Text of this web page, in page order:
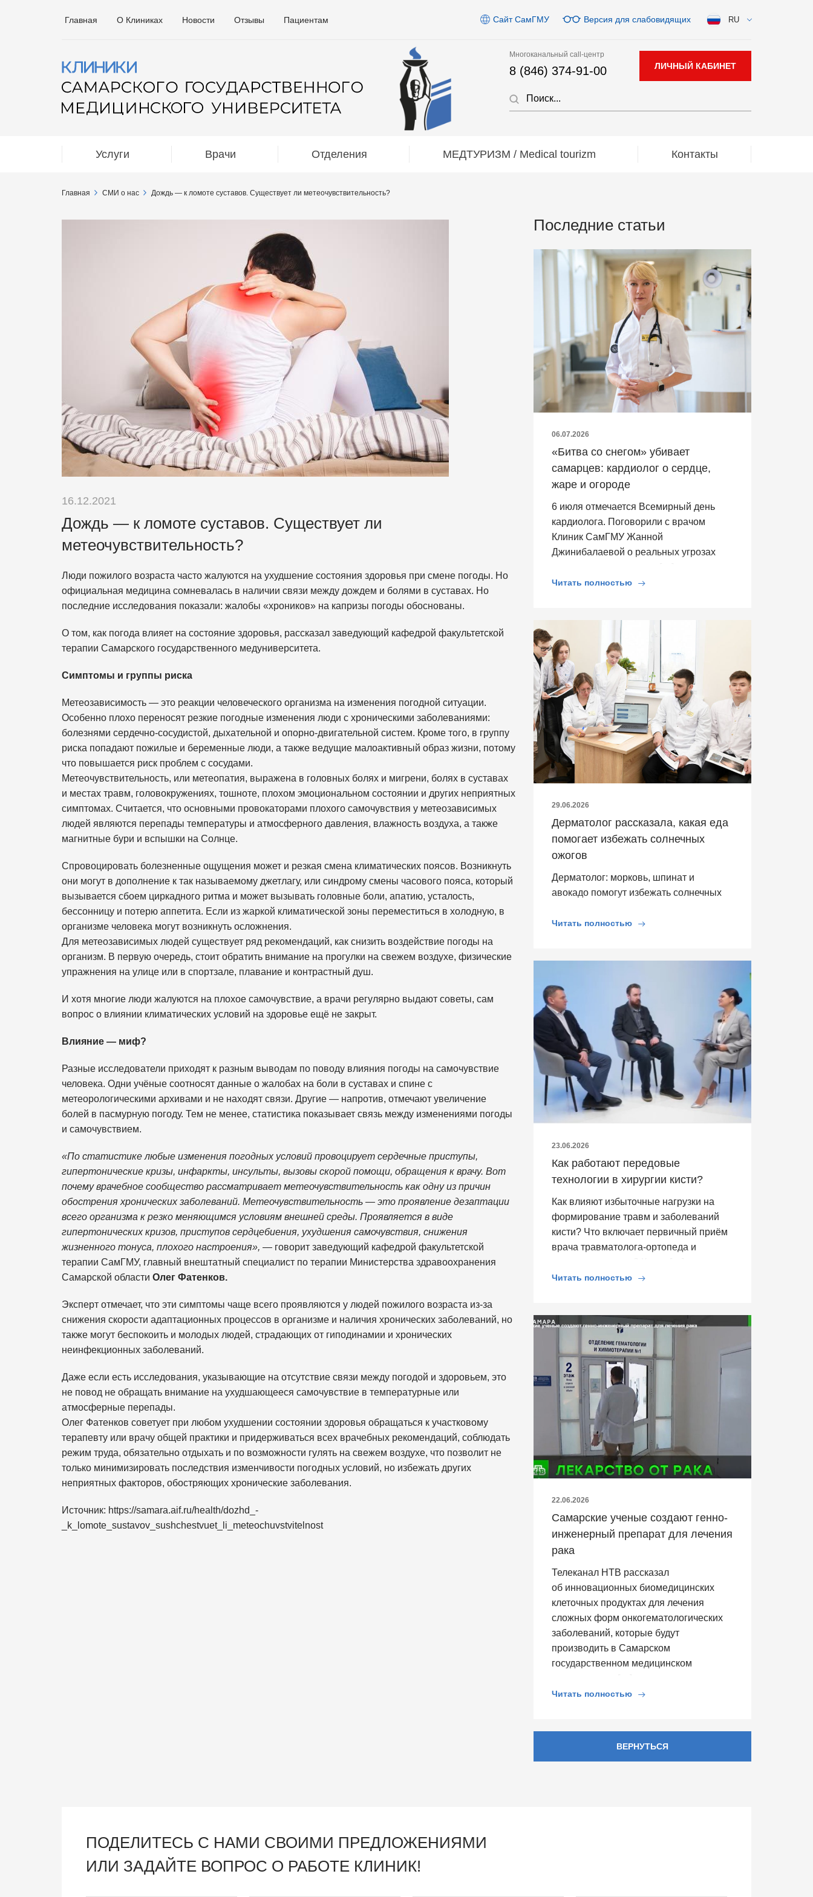
Главная О Клиниках Новости Отзывы Пациентам Сайт СамГМУ Версия для слабовидящих RU
Многоканальный call-центр
8 (846) 374-91-00 ЛИЧНЫЙ КАБИНЕТ
Услуги Врачи Отделения МЕДТУРИЗМ / Medical tourizm Контакты
Главная СМИ о нас Дождь — к ломоте суставов. Существует ли метеочувствительность?
16.12.2021
Дождь — к ломоте суставов. Существует ли
метеочувствительность?
Люди пожилого возраста часто жалуются на ухудшение состояния здоровья при смене погоды. Но
официальная медицина сомневалась в наличии связи между дождем и болями в суставах. Но
последние исследования показали: жалобы «хроников» на капризы погоды обоснованы.
О том, как погода влияет на состояние здоровья, рассказал заведующий кафедрой факультетской
терапии Самарского государственного медуниверситета.
Симптомы и группы риска
Метеозависимость — это реакции человеческого организма на изменения погодной ситуации.
Особенно плохо переносят резкие погодные изменения люди с хроническими заболеваниями:
болезнями сердечно-сосудистой, дыхательной и опорно-двигательной систем. Кроме того, в группу
риска попадают пожилые и беременные люди, а также ведущие малоактивный образ жизни, потому
что повышается риск проблем с сосудами.
Метеочувствительность, или метеопатия, выражена в головных болях и мигрени, болях в суставах
и местах травм, головокружениях, тошноте, плохом эмоциональном состоянии и других неприятных
симптомах. Считается, что основными провокаторами плохого самочувствия у метеозависимых
людей являются перепады температуры и атмосферного давления, влажность воздуха, а также
магнитные бури и вспышки на Солнце.
Спровоцировать болезненные ощущения может и резкая смена климатических поясов. Возникнуть
они могут в дополнение к так называемому джетлагу, или синдрому смены часового пояса, который
вызывается сбоем циркадного ритма и может вызывать головные боли, апатию, усталость,
бессонницу и потерю аппетита. Если из жаркой климатической зоны переместиться в холодную, в
организме человека могут возникнуть осложнения.
Для метеозависимых людей существует ряд рекомендаций, как снизить воздействие погоды на
организм. В первую очередь, стоит обратить внимание на прогулки на свежем воздухе, физические
упражнения на улице или в спортзале, плавание и контрастный душ.
И хотя многие люди жалуются на плохое самочувствие, а врачи регулярно выдают советы, сам
вопрос о влиянии климатических условий на здоровье ещё не закрыт.
Влияние — миф?
Разные исследователи приходят к разным выводам по поводу влияния погоды на самочувствие
человека. Одни учёные соотносят данные о жалобах на боли в суставах и спине с
метеорологическими архивами и не находят связи. Другие — напротив, отмечают увеличение
болей в пасмурную погоду. Тем не менее, статистика показывает связь между изменениями погоды
и самочувствием.
«По статистике любые изменения погодных условий провоцирует сердечные приступы,
гипертонические кризы, инфаркты, инсульты, вызовы скорой помощи, обращения к врачу. Вот
почему врачебное сообщество рассматривает метеочувствительность как одну из причин
обострения хронических заболеваний. Метеочувствительность — это проявление дезаптации
всего организма к резко меняющимся условиям внешней среды. Проявляется в виде
гипертонических кризов, приступов сердцебиения, ухудшения самочувствия, снижения
жизненного тонуса, плохого настроения», — говорит заведующий кафедрой факультетской
терапии СамГМУ, главный внештатный специалист по терапии Министерства здравоохранения
Самарской области Олег Фатенков.
Эксперт отмечает, что эти симптомы чаще всего проявляются у людей пожилого возраста из-за
снижения скорости адаптационных процессов в организме и наличия хронических заболеваний, но
также могут беспокоить и молодых людей, страдающих от гиподинамии и хронических
неинфекционных заболеваний.
Даже если есть исследования, указывающие на отсутствие связи между погодой и здоровьем, это
не повод не обращать внимание на ухудшающееся самочувствие в температурные или
атмосферные перепады.
Олег Фатенков советует при любом ухудшении состоянии здоровья обращаться к участковому
терапевту или врачу общей практики и придерживаться всех врачебных рекомендаций, соблюдать
режим труда, обязательно отдыхать и по возможности гулять на свежем воздухе, что позволит не
только минимизировать последствия изменчивости погодных условий, но избежать других
неприятных факторов, обостряющих хронические заболевания.
Источник: https://samara.aif.ru/health/dozhd_-
_k_lomote_sustavov_sushchestvuet_li_meteochuvstvitelnost
Последние статьи
06.07.2026
«Битва со снегом» убивает
самарцев: кардиолог о сердце,
жаре и огороде
6 июля отмечается Всемирный день
кардиолога. Поговорили с врачом
Клиник СамГМУ Жанной
Джинибалаевой о реальных угрозах
Читать полностью
29.06.2026
Дерматолог рассказала, какая еда
помогает избежать солнечных
ожогов
Дерматолог: морковь, шпинат и
авокадо помогут избежать солнечных
Читать полностью
23.06.2026
Как работают передовые
технологии в хирургии кисти?
Как влияют избыточные нагрузки на
формирование травм и заболеваний
кисти? Что включает первичный приём
врача травматолога-ортопеда и
Читать полностью
22.06.2026
Самарские ученые создают генно-
инженерный препарат для лечения
рака
Телеканал НТВ рассказал
об инновационных биомедицинских
клеточных продуктах для лечения
сложных форм онкогематологических
заболеваний, которые будут
производить в Самарском
государственном медицинском
Читать полностью
ВЕРНУТЬСЯ
ПОДЕЛИТЕСЬ С НАМИ СВОИМИ ПРЕДЛОЖЕНИЯМИ
ИЛИ ЗАДАЙТЕ ВОПРОС О РАБОТЕ КЛИНИК!